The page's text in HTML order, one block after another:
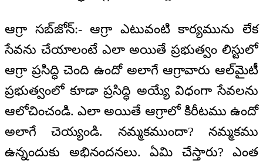
ఆగ్రా సబ్‌జోన్‌:- ఆగ్రా ఎటువంటి కార్యమును లేక
సేవను చేయాలంటే ఎలా అయితే ప్రభుత్వం లిస్టులో
ఆగ్రా ప్రసిద్ధి చెంది ఉందో అలాగే ఆగ్రావారు ఆల్‌మైటీ
ప్రభుత్వంలో కూడా ప్రసిద్ధి అయ్యే విధంగా సేవలను
ఆలోచించండి. ఎలా అయితే ఆగ్రాలో కిరీటము ఉందో
అలాగే చెయ్యండి. నమ్మకముందా? నమ్మకము
ఉన్నందుకు అభినందనలు. ఏమి చేస్తారు? ఎంత